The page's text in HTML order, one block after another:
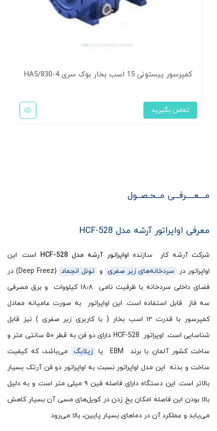
کمپرسور پیستونی 15 اسب بخار بوک سری HA5/830-4
تماس بگیرید
مـــعــــرفــی مــحـصــول
معرفی اواپراتور آرشه مدل HCF-528
شرکت آرشه کار سازنده اواپراتور آرشه مدل HCF-528
است. این
اواپراتور در
سردخانه‌های زیر صفری و تونل انجماد
(Deep Freez) در
فضای داخلی سردخانه با ظرفیت نامی ۱۸٫۸ کیلووات و برق مصرفی
سه فاز قابل استفاده است. این اواپراتور به صورت عامیانه معادل
کمپرسور با قدرت ۱۲ اسب بخار ( با کاربری زیر صفری ) نیز قابل
شناسایی است. اوپراتور HCF-528 دارای دو فن به قطر ۵۰ سانتی متر و
ساخت کشور آلمان با برند EBM یا
زیلابگ
می‌باشد، که کیفیت
ساخت و بدنه این مدل اواپراتور نسبت به اواپراتور دو فن آرتک بسیار
بالاتر است. این دستگاه دارای فاصله فین‌ ۹ میلی متر است و به دلیل
بالا بودن این فاصله امکان یخ زدن در کویل‌های مسی آن بسیار کاهش
می‌یابد و عملکرد آن در دماهای بسیار پایین، بالا می‌رود.